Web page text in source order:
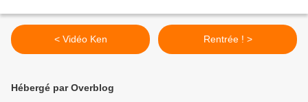
< Vidéo Ken Rentrée ! >
Hébergé par Overblog